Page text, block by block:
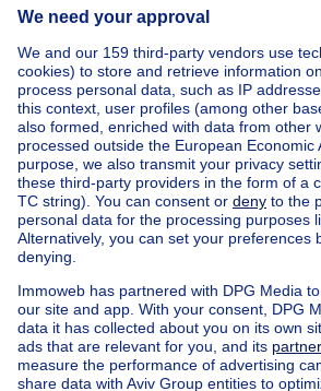
Home Belgium
Brussels
Brussels (district)
Buy your ground floor in Saint-
House out of BelgiumHouse for
House for sale Spain
House
House for sale Luxembourg
House
Our cheap propertiesCheap
Cheap apartments for